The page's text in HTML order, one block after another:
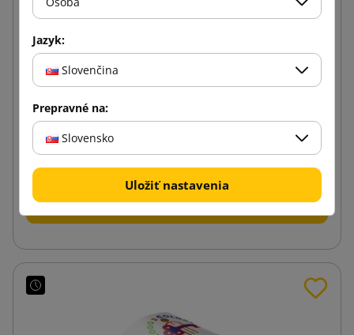
Hnedá lepiaca páska SMART Akryl 48/100
1,00 €
Jazyk:
Slovenčina
Prepravné na:
Slovensko
Uložiť nastavenia